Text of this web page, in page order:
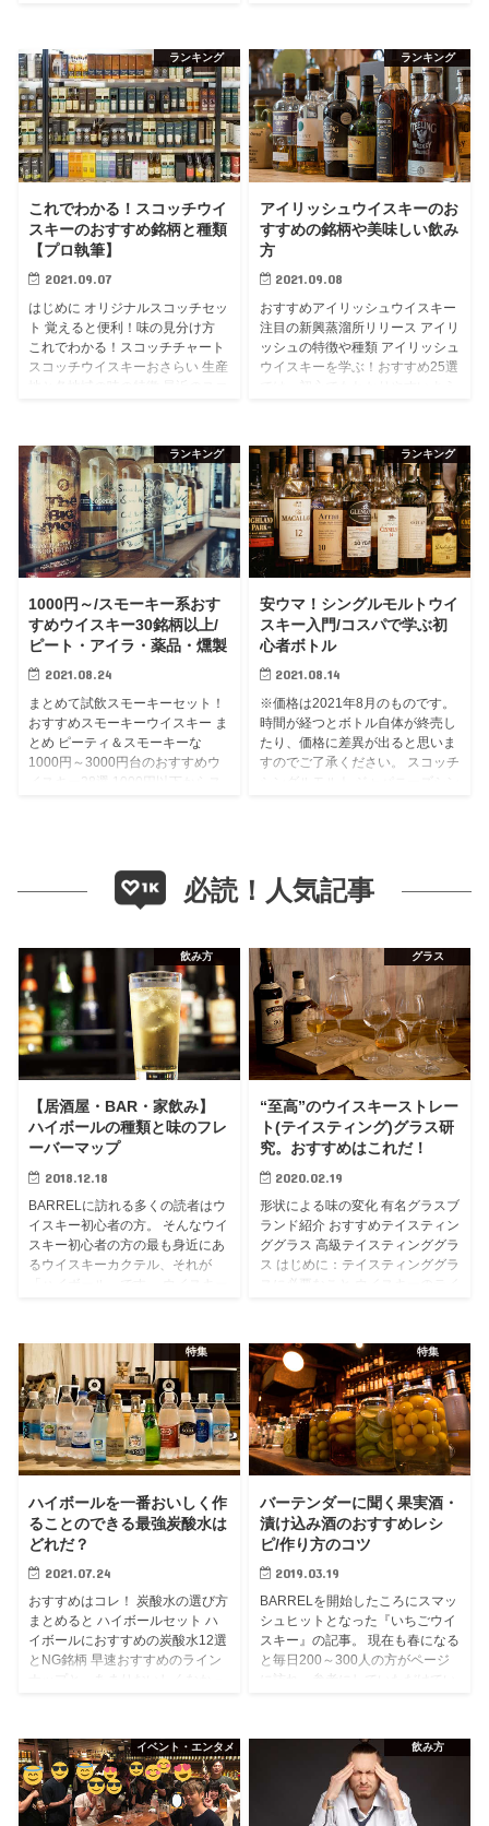
ー...
ランキング
これでわかる！スコッチウイ
スキーのおすすめ銘柄と種類
【プロ執筆】
2021.09.07
はじめに オリジナルスコッチセッ
ト 覚えると便利！味の見分け方
これでわかる！スコッチチャート
スコッチウイスキーおさらい 生産
ランキング
アイリッシュウイスキーのお
すすめの銘柄や美味しい飲み
方
2021.09.08
おすすめアイリッシュウイスキー
注目の新興蒸溜所リリース アイリ
ッシュの特徴や種類 アイリッシュ
ウイスキーを学ぶ！おすすめ25選
ま...
ランキング
1000円～/スモーキー系おす
すめウイスキー30銘柄以上/
ピート・アイラ・薬品・燻製
2021.08.24
まとめて試飲スモーキーセット！
おすすめスモーキーウイスキー ま
とめ ピーティ＆スモーキーな
1000円～3000円台のおすすめウ
イスキー28選 1000円以下からス
ランキング
安ウマ！シングルモルトウイ
スキー入門/コスパで学ぶ初
心者ボトル
2021.08.14
※価格は2021年8月のものです。
時間が経つとボトル自体が終売し
たり、価格に差異が出ると思いま
すのでご了承ください。 スコッチ
必読！人気記事
飲み方
【居酒屋・BAR・家飲み】
ハイボールの種類と味のフレ
ーバーマップ
2018.12.18
BARRELに訪れる多くの読者はウ
イスキー初心者の方。 そんなウイ
スキー初心者の方の最も身近にあ
るウイスキーカクテル、それが
のが...
グラス
“至高”のウイスキーストレー
ト(テイスティング)グラス研
究。おすすめはこれだ！
2020.02.19
形状による味の変化 有名グラスブ
ランド紹介 おすすめテイスティン
ググラス 高級テイスティンググラ
ス はじめに：テイスティンググラ
スに必要なこと ウイスキーのテイ
特集
ハイボールを一番おいしく作
ることのできる最強炭酸水は
どれだ？
2021.07.24
おすすめはコレ！ 炭酸水の選び方
まとめると ハイボールセット ハ
イボールにおすすめの炭酸水12選
とNG銘柄 早速おすすめのライン
特集
バーテンダーに聞く果実酒・
漬け込み酒のおすすめレシ
ピ/作り方のコツ
2019.03.19
BARRELを開始したころにスマッ
シュヒットとなった『いちごウイ
スキー』の記事。 現在も春になる
と毎日200～300人の方がページ
ル...
イベント・エンタメ 飲み方